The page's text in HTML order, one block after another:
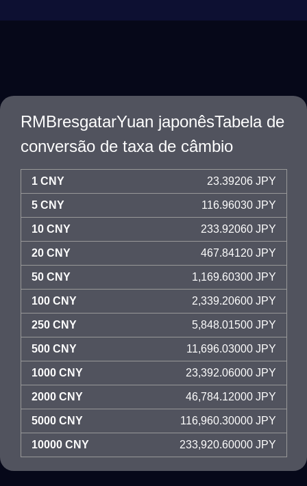
RMBresgatarYuan japonêsTabela de
conversão de taxa de câmbio
1 CNY 23.39206 JPY
5 CNY 116.96030 JPY
10 CNY 233.92060 JPY
20 CNY 467.84120 JPY
50 CNY 1,169.60300 JPY
100 CNY 2,339.20600 JPY
250 CNY 5,848.01500 JPY
500 CNY 11,696.03000 JPY
1000 CNY 23,392.06000 JPY
2000 CNY 46,784.12000 JPY
5000 CNY 116,960.30000 JPY
10000 CNY 233,920.60000 JPY